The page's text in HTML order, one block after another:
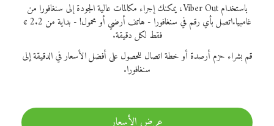
باستخدام Viber Out، يمكنك إجراء مكالمات عالية الجودة إلى سنغافورا من
غامبيا.
اتصل بأي رقم في سنغافورا - هاتف أرضي أو محمول! - بداية من 2.2 ¢
فقط لكل دقيقة.
قم بشراء حزم أرصدة أو خطة اتصال للحصول على أفضل الأسعار في الدقيقة إلى
سنغافورا.
عرض الأسعار